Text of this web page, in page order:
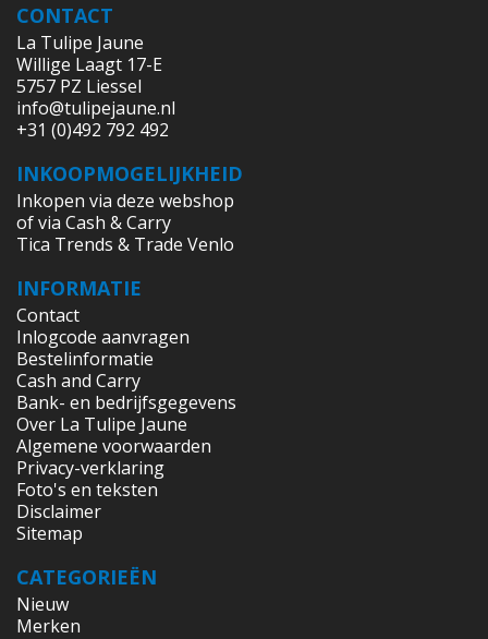
CONTACT
La Tulipe Jaune
Willige Laagt 17-E
5757 PZ Liessel
info@tulipejaune.nl
+31 (0)492 792 492
INKOOPMOGELIJKHEID
Inkopen via deze webshop
of via Cash & Carry
Tica Trends & Trade Venlo
INFORMATIE
Contact
Inlogcode aanvragen
Bestelinformatie
Cash and Carry
Bank- en bedrijfsgegevens
Over La Tulipe Jaune
Algemene voorwaarden
Privacy-verklaring
Foto's en teksten
Disclaimer
Sitemap
CATEGORIEËN
Nieuw
Merken